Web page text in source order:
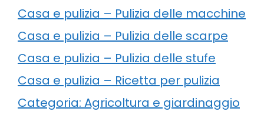
Casa e pulizia – Pulizia delle macchine
Casa e pulizia – Pulizia delle scarpe
Casa e pulizia – Pulizia delle stufe
Casa e pulizia – Ricetta per pulizia
Categoria: Agricoltura e giardinaggio